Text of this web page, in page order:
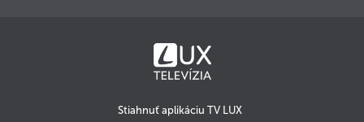
Stiahnuť aplikáciu TV LUX